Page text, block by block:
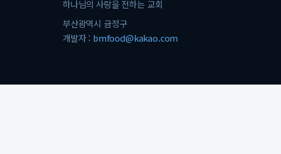
하나님의 사랑을 전하는 교회
부산광역시 금정구
개발자 : bmfood@kakao.com